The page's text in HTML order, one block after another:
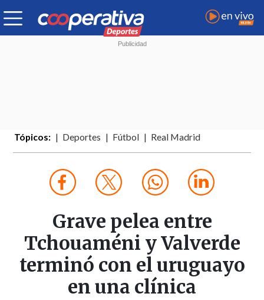
Tópicos: Deportes Fútbol Real Madrid
Grave pelea entre
Tchouaméni y Valverde
terminó con el uruguayo
en una clínica